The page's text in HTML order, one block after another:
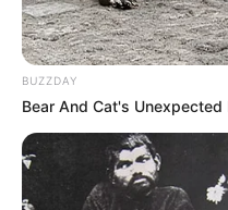
BUZZDAY
Bear And Cat's Unexpected